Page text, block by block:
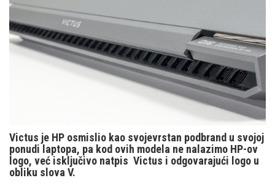
Victus je HP osmislio kao svojevrstan podbrand u svojoj
ponudi laptopa, pa kod ovih modela ne nalazimo HP-ov
logo, već isključivo natpis Victus i odgovarajući logo u
obliku slova V.